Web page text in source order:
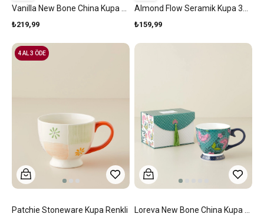
₺219,99 ₺159,99
Patchie Stoneware Kupa Renkli
4 AL 3 ÖDE